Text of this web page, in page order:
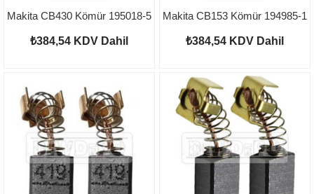
Makita CB430 Kömür 195018-5
₺384,54 KDV Dahil
Makita CB153 Kömür 194985-1
₺384,54 KDV Dahil